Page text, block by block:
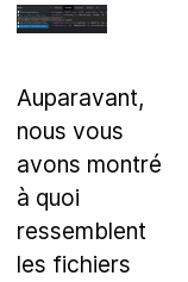
Auparavant,
nous vous
avons montré
à quoi
ressemblent
les fichiers